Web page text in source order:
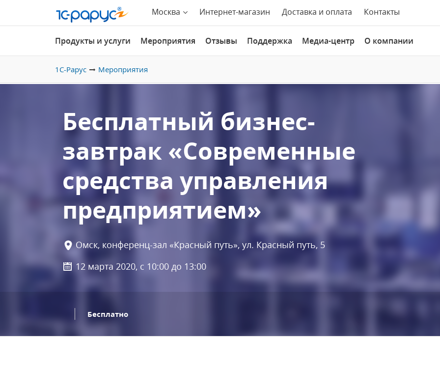
Москва Интернет-магазин Доставка и оплата Контакты
Продукты и услуги Мероприятия Отзывы Поддержка Медиа-центр О компании
1С-Рарус Мероприятия
Бесплатный бизнес-
завтрак «Современные
средства управления
предприятием»
Омск, конференц-зал «Красный путь», ул. Красный путь, 5
12 марта 2020, с 10:00 до 13:00
Бесплатно